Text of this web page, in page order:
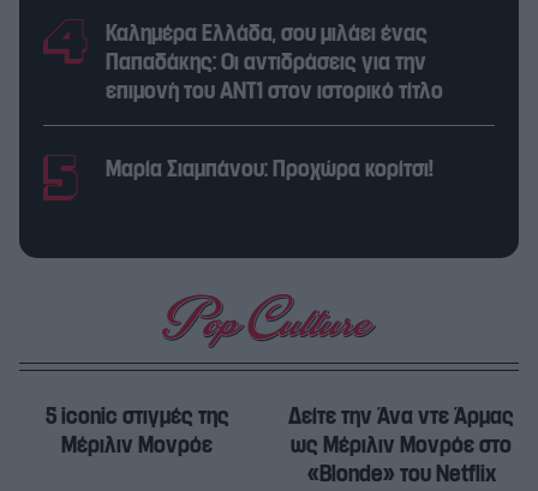
Καλημέρα Ελλάδα, σου μιλάει ένας
Παπαδάκης: Οι αντιδράσεις για την
επιμονή του ΑΝΤ1 στον ιστορικό τίτλο
Μαρία Σιαμπάνου: Προχώρα κορίτσι!
5 iconic στιγμές της
Μέριλιν Μονρόε
Δείτε την Άνα ντε Άρμας
ως Μέριλιν Μονρόε στο
«Blonde» του Netflix